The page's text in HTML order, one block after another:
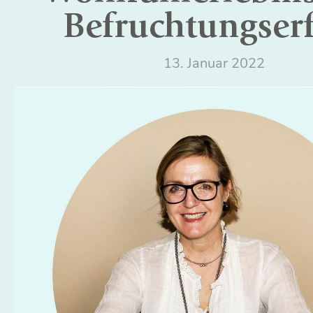
13. Januar 2022